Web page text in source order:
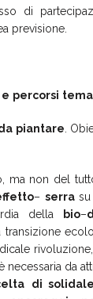
di
previsione.
e percorsi
piantare .
non del
– serrasu
della
bio–
transizione
necessaria da
di